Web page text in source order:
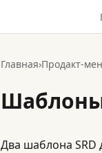
Главная›Продакт-
Шаблоны
Два шаблона SRD